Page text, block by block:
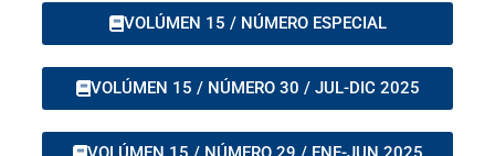
VOLÚMEN 15 / NÚMERO ESPECIAL
VOLÚMEN 15 / NÚMERO 30 / JUL-DIC 2025